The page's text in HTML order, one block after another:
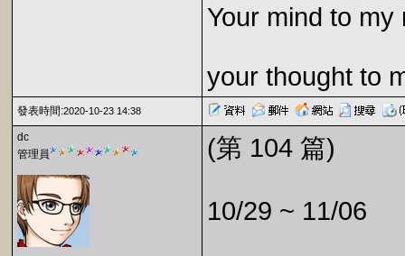
Your mind to my
your thought to
發表時間:2020-10-23 14:38
dc
管理員
(第 104 篇)
10/29 ~ 11/06